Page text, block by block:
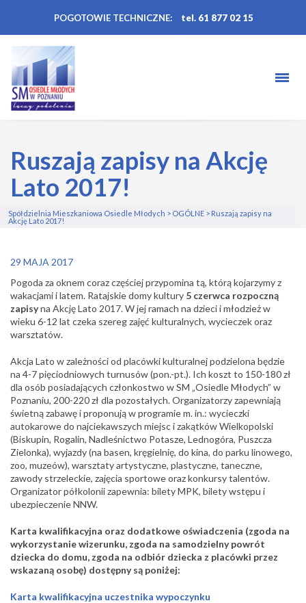
POGOTOWIE TECHNICZNE: tel. 61 877 02 15
Ruszają zapisy na Akcję
Lato 2017!
Spółdzielnia Mieszkaniowa Osiedle Młodych > OGÓLNE > Ruszają zapisy na
Akcję Lato 2017!
29 MAJA 2017
Pogoda za oknem coraz częściej przypomina tą, którą kojarzymy z
wakacjami i latem. Ratajskie domy kultury 5 czerwca rozpoczną
zapisyna Akcję Lato 2017.W jej ramach na dzieci i młodzież w
wieku 6-12 lat czeka szereg zajęć kulturalnych, wycieczek oraz
warsztatów.
Akcja Lato w zależności od placówki kulturalnej podzielona będzie
na 4-7 pięciodniowych turnusów (pon.-pt.). Ich koszt to 150-180 zł
dla osób posiadających członkostwo w SM „Osiedle Młodych” w
Poznaniu, 200-220 zł dla pozostałych. Organizatorzy zapewniają
świetną zabawę i proponują w programie m. in.: wycieczki
autokarowe do najciekawszych miejsc i zakątków Wielkopolski
(Biskupin, Rogalin, Nadleśnictwo Potasze, Lednogóra, Puszcza
Zielonka), wyjazdy (na basen, kręgielnię, do kina, do parku linowego,
zoo, muzeów), warsztaty artystyczne, plastyczne, taneczne,
zawody strzeleckie, zajęcia sportowe oraz konkursy talentów.
Organizator półkolonii zapewnia: bilety MPK, bilety wstępu i
ubezpieczenie NNW.
Karta kwalifikacyjna oraz dodatkowe oświadczenia (zgoda na
wykorzystanie wizerunku, zgoda na samodzielny powrót
dziecka do domu, zgoda na odbiór dziecka z placówki przez
wskazaną osobę) dostępny są poniżej:
Karta kwalifikacyjna uczestnika wypoczynku